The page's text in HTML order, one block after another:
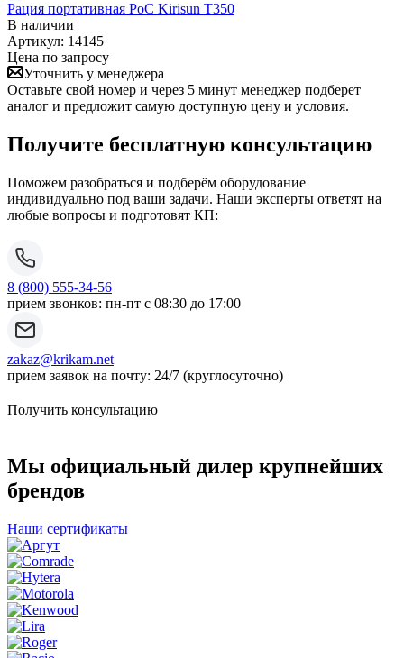
Рация портативная PoC Kirisun T350
В наличии
Артикул: 14145
Цена по запросу
Уточнить у менеджера
Оставьте свой номер и через 5 минут менеджер подберет
аналог и предложит самую доступную цену и условия.
Получите бесплатную консультацию
Поможем разобраться и подберём оборудование
индивидуально под ваши задачи. Наши эксперты ответят на
любые вопросы и подготовят КП:
8 (800) 555-34-56
прием звонков: пн-пт с 08:30 до 17:00
zakaz@krikam.net
прием заявок на почту: 24/7 (круглосуточно)
Получить консультацию
Мы официальный дилер крупнейших
брендов
Наши сертификаты